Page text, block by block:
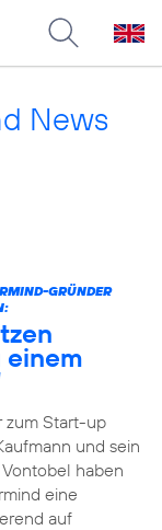
News
GRÜNDER
einem
zum Start-up
und sein
haben
eine
auf